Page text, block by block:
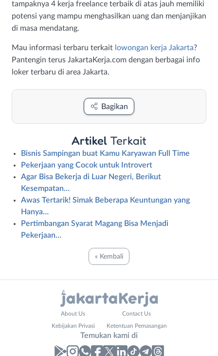
tampaknya 4 kerja freelance terbaik di atas jauh memiliki
potensi yang mampu menghasilkan uang dan menjanjikan
di masa mendatang.
Mau informasi terbaru terkait lowongan kerja Jakarta?
Pantengin terus JakartaKerja.com dengan berbagai info
loker terbaru di area Jakarta.
Bagikan
Artikel Terkait
Bisnis Sampingan buat Kamu Karyawan Full Time
Pekerjaan yang Cocok untuk Introvert
Agar Bisa Bekerja di Luar Negeri, Berikut
Kesempatan…
Awas Tertarik! Simak Beberapa Keuntungan yang
Hanya…
Pertimbangan Syarat Magang Bisa Menjadi
Pekerjaan…
« Kembali
About Us Contact Us
Kebijakan Privasi Ketentuan Pemasangan
Temukan kami di